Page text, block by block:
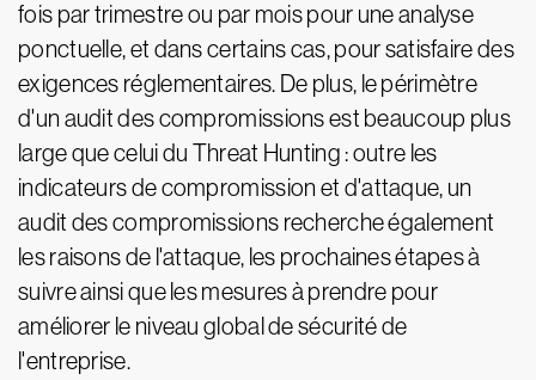
fois par trimestre ou par mois pour une analyse
ponctuelle, et dans certains cas, pour satisfaire des
exigences réglementaires. De plus, le périmètre
d'un audit des compromissions est beaucoup plus
large que celui du Threat Hunting : outre les
indicateurs de compromission et d'attaque, un
audit des compromissions recherche également
les raisons de l'attaque, les prochaines étapes à
suivre ainsi que les mesures à prendre pour
améliorer le niveau global de sécurité de
l'entreprise.